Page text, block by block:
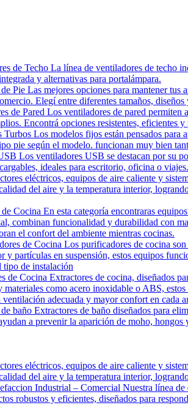
de Techo La línea de ventiladores de techo
y alternativas para portalámpara.
Pie Las mejores opciones para mantener
Elegí entre diferentes tamaños,
de Pared Los ventiladores de pared
Encontrá opciones resistentes, eficientes
Turbos Los modelos fijos están pensados
pie según el modelo. funcionan muy bien
Los ventiladores USB se destacan por su
ideales para escritorio, oficina o viajes.
eléctricos, equipos de aire caliente y
del aire y la temperatura interior,
Cocina En esta categoría encontraras
combinan funcionalidad y durabilidad con
el confort del ambiente mientras cocinas.
de Cocina Los purificadores de cocina
y partículas en suspensión, estos equipos
tipo de instalación
de Cocina Extractores de cocina, diseñados
materiales como acero inoxidable o ABS,
adecuada y mayor confort en cada
baño Extractores de baño diseñados para
a prevenir la aparición de moho, hongos
eléctricos, equipos de aire caliente y
del aire y la temperatura interior,
Industrial – Comercial Nuestra línea
robustos y eficientes, diseñados para